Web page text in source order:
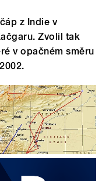
z Indie v
Zvolil tak
v opačném směru